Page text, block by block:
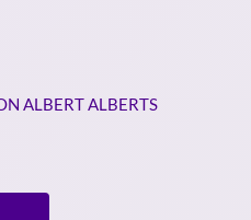
ALBERT ALBERTS